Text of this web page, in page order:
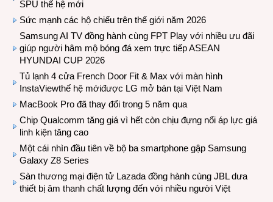
SPU thế hệ mới
Sức mạnh các hộ chiếu trên thế giới năm 2026
Samsung AI TV đồng hành cùng FPT Play với nhiều ưu đãi
giúp người hâm mộ bóng đá xem trực tiếp ASEAN
HYUNDAI CUP 2026
Tủ lạnh 4 cửa French Door Fit & Max với màn hình
InstaViewthế hệ mớiđược LG mở bán tại Việt Nam
MacBook Pro đã thay đổi trong 5 năm qua
Chip Qualcomm tăng giá vì hết còn chịu đựng nổi áp lực giá
linh kiện tăng cao
Một cái nhìn đầu tiên về bộ ba smartphone gập Samsung
Galaxy Z8 Series
Sàn thương mại điện tử Lazada đồng hành cùng JBL dưa
thiết bị âm thanh chất lượng đến với nhiều người Việt